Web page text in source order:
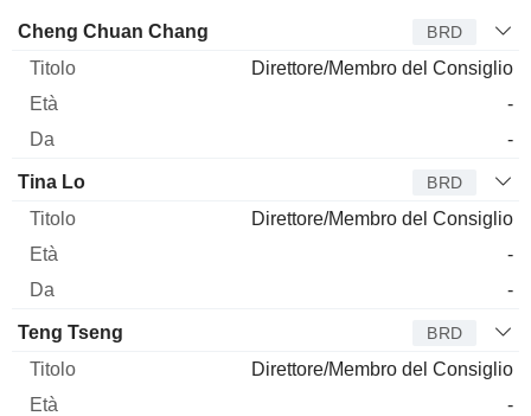
Amministratore Titolo
Cheng Chuan Chang BRD
Direttore/Membro del Consiglio
-
-
Tina Lo BRD
Direttore/Membro del Consiglio
-
-
Teng Tseng BRD
Direttore/Membro del Consiglio
-